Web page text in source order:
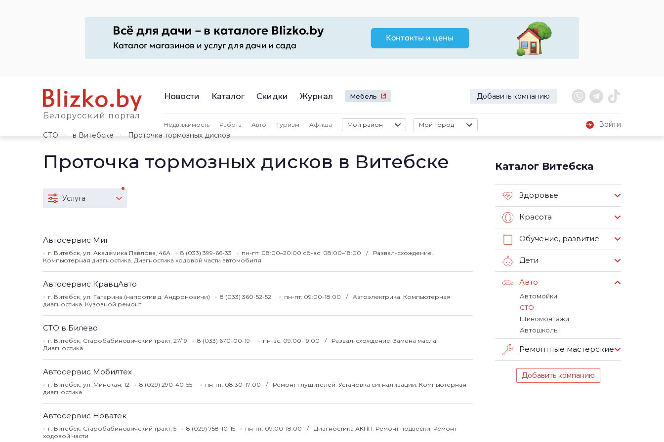
Белорусский портал
Новости Каталог Скидки Журнал Мебель Добавить компанию
Недвижимость Работа Авто Туризм Афиша Мой район Мой город
Войти
СТО
в Витебске Проточка тормозных дисков
Проточка тормозных дисков в Витебске
Услуга
Автосервис Миг
г. Витебск, ул. Академика Павлова, 46А 8 (033) 399-66-33 пн-пт: 08:00–20:00 сб-вс: 08:00–18:00
Развал-схождение.
Компьютерная диагностика. Диагностика ходовой части автомобиля
Автосервис КравцАвто
г. Витебск, ул. Гагарина (напротив д. Андроновичи) 8 (033) 360-52-52 пн-пт: 09:00-18:00
Автоэлектрика. Компьютерная
диагностика. Кузовной ремонт
СТО в Билево
г. Витебск, Старобабиновичский тракт, 27/19 8 (033) 670-00-19 пн-вс: 09:00-19:00
Развал-схождение. Замена масла.
Диагностика
Автосервис Мобилтех
г. Витебск, ул. Минская, 12 8 (029) 290-40-55 пн-пт: 08:30-17:00
Ремонт глушителей. Установка сигнализации. Компьютерная
диагностика
Автосервис Новатек
г. Витебск, Старобабиновичский тракт, 5 8 (029) 758-10-15 пн-пт: 09:00-18:00
Диагностика АКПП. Ремонт подвески. Ремонт
ходовой части
Каталог Витебска
Здоровье
Красота
Обучение, развитие
Дети
Авто
Автомойки
СТО
Шиномонтажи
Автошколы
Ремонтные мастерские
Добавить компанию